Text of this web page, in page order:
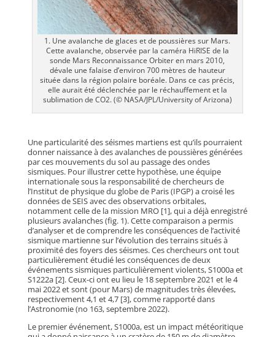
1. Une avalanche de glaces et de poussières sur Mars.
Cette avalanche, observée par la caméra HiRISE de la
sonde Mars Reconnaissance Orbiter en mars 2010,
dévale une falaise d’environ 700 mètres de hauteur
située dans la région polaire boréale. Dans ce cas précis,
elle aurait été déclenchée par le réchauffement et la
sublimation de CO2. (© NASA/JPL/University of Arizona)
Une particularité des séismes martiens est qu’ils pourraient
donner naissance à des avalanches de poussières générées
par ces mouvements du sol au passage des ondes
sismiques. Pour illustrer cette hypothèse, une équipe
internationale sous la responsabilité de chercheurs de
l’Institut de physique du globe de Paris (IPGP) a croisé les
données de SEIS avec des observations orbitales,
notamment celle de la mission MRO [1], qui a déjà enregistré
plusieurs avalanches (fig. 1). Cette comparaison a permis
d’analyser et de comprendre les conséquences de l’activité
sismique martienne sur l’évolution des terrains situés à
proximité des foyers des séismes. Ces chercheurs ont tout
particulièrement étudié les conséquences de deux
événements sismiques particulièrement violents, S1000a et
S1222a [2]. Ceux-ci ont eu lieu le 18 septembre 2021 et le 4
mai 2022 et sont (pour Mars) de magnitudes très élevées,
respectivement 4,1 et 4,7 [3], comme rapporté dans
l’Astronomie (no 163, septembre 2022).
Le premier événement, S1000a, est un impact météoritique